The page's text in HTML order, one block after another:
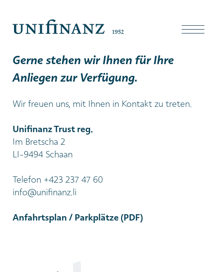
Gerne stehen wir Ihnen für Ihre
Anliegen zur Verfügung.
Wir freuen uns, mit Ihnen in Kontakt zu treten.
Unifinanz Trust reg.
Im Bretscha 2
LI-9494 Schaan
Telefon +423 237 47 60
info@unifinanz.li
Anfahrtsplan / Parkplätze (PDF)